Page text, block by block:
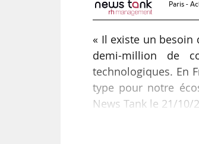
Paris -
« Il existe un besoin
demi-million de
technologiques. En
type pour notre
News Tank le 21/10/
L’éditeur de